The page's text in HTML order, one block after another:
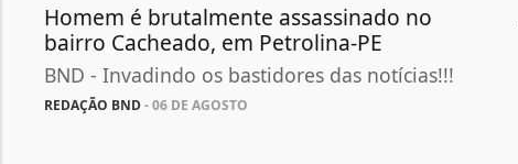
Homem é brutalmente assassinado no
bairro Cacheado, em Petrolina-PE
BND - Invadindo os bastidores das notícias!!!
REDAÇÃO BND- 06 DE AGOSTO